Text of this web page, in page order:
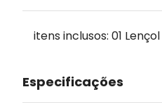
itens inclusos: 01
Especificações